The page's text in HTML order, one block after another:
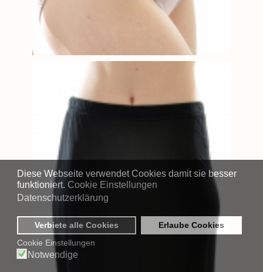
Diese Webseite verwendet Cookies damit sie besser
funktioniert. Cookie Einstellungen
Datenschutzerklärung
Verbiete alle Cookies
Erlaube Cookies
Cookie Einstellungen
Notwendige